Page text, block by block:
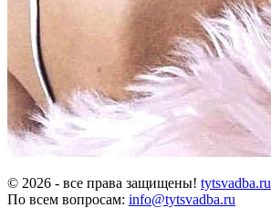
© 2026 - все права защищены! tytsvadba.ru
По всем вопросам: info@tytsvadba.ru